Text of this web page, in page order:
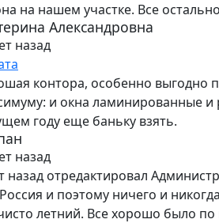
на нашем участке. Все
Александровна
назад
контора, особенно выгодно
и окна ламинированные и
году еще баньку взять.
назад
назад отредактировал
и поэтому ничего и
летний. Все хорошо было